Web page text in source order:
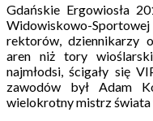
Gdańskie Ergowiosła
Widowiskowo-
rektorów, dziennikarzy
aren niż tory
najmłodsi, ścigały się
zawodów był Adam
wielokrotny mistrz